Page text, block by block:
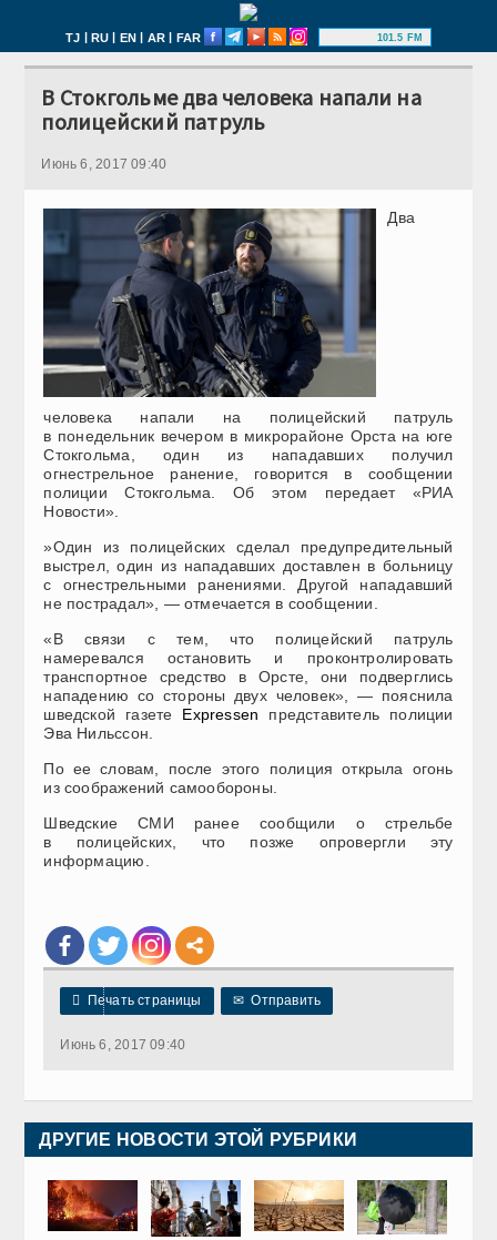
TJ | RU | EN | AR | FAR 101.5 FM
В Стокгольме два человека напали на
полицейский патруль
Июнь 6, 2017 09:40
Два
человека напали на полицейский патруль
в понедельник вечером в микрорайоне Орста на юге
Стокгольма, один из нападавших получил
огнестрельное ранение, говорится в сообщении
полиции Стокгольма. Об этом передает «РИА
Новости».
​»Один из полицейских сделал предупредительный
выстрел, один из нападавших доставлен в больницу
с огнестрельными ранениями. Другой нападавший
не пострадал», — отмечается в сообщении.
«В связи с тем, что полицейский патруль
намеревался остановить и проконтролировать
транспортное средство в Орсте, они подверглись
нападению со стороны двух человек», — пояснила
шведской газете Expressen представитель полиции
Эва Нильссон.
По ее словам, после этого полиция открыла огонь
из соображений самообороны.
Шведские СМИ ранее сообщили о стрельбе
в полицейских, что позже опровергли эту
информацию.
 Печать страницы ✉ Отправить
Июнь 6, 2017 09:40
ДРУГИЕ НОВОСТИ ЭТОЙ РУБРИКИ